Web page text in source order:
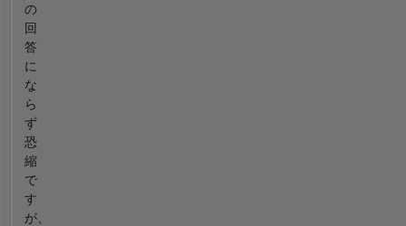
の
回
答
に
な
ら
ず
恐
縮
で
す
が、